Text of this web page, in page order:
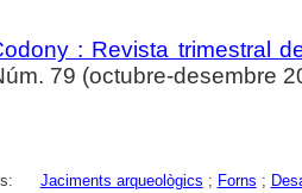
: Revista trimestral
79 (octubre-desembre
Jaciments arqueològics ; Forns ;